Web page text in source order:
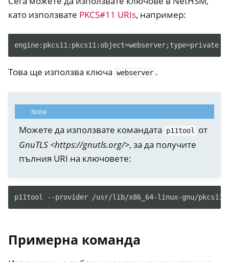
като използвате PKCS#11 URIs, например:
Това ще използва ключа webserver .
Note
Можете да използвате командата p11tool от
GnuTLS <https://gnutls.org/>, за да получите
пълния URI на ключовете:
p11tool --provider /usr/lib/x86_64-linux-gnu/pkcs11/
Примерна команда